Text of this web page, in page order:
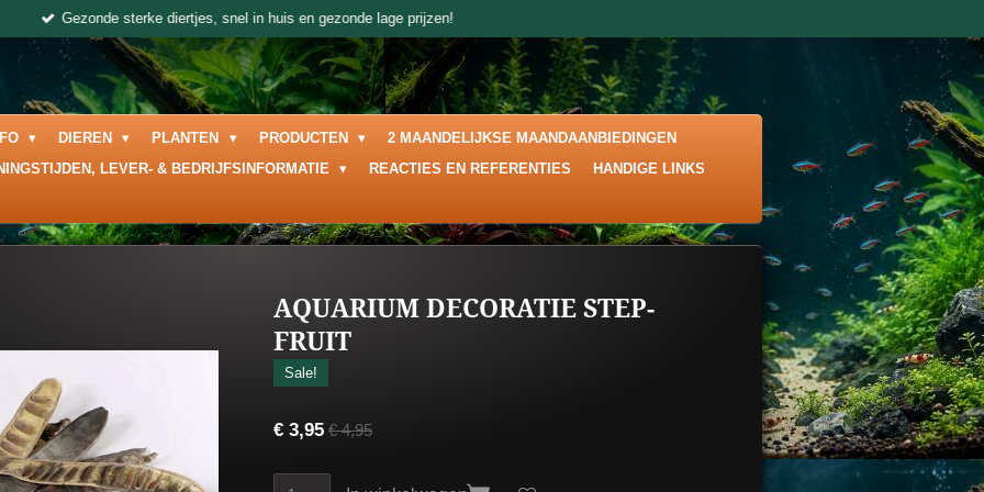
Gezonde sterke diertjes, snel in huis en gezonde lage prijzen!
DIEREN PLANTEN PRODUCTEN
2 MAANDELIJKSE MAANDAANBIEDINGEN
LEVER- & BEDRIJFSINFORMATIE REACTIES EN REFERENTIES HANDIGE LINKS
AQUARIUM DECORATIE STEP-
FRUIT
Sale!
€ 3,95 € 4,95